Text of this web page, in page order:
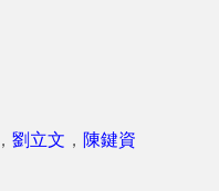
， 劉立文 ， 陳鍵資